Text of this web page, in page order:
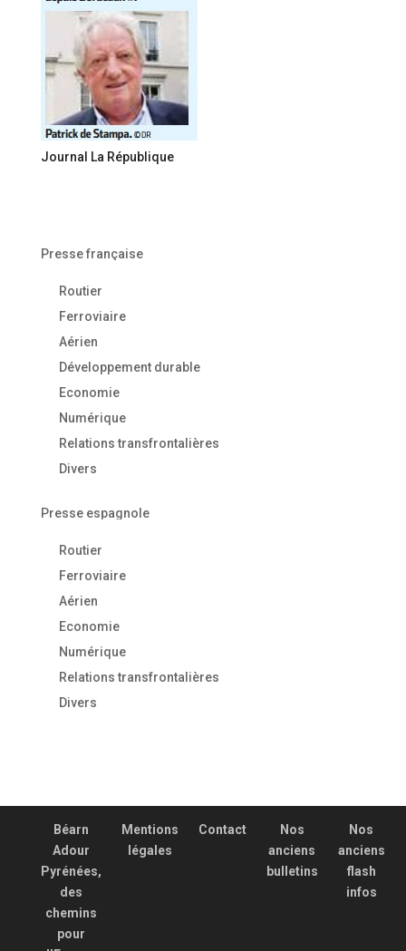
Journal La République
Presse française
Routier
Ferroviaire
Aérien
Développement durable
Economie
Numérique
Relations transfrontalières
Divers
Presse espagnole
Routier
Ferroviaire
Aérien
Economie
Numérique
Relations transfrontalières
Divers
Béarn
Adour
Pyrénées,
des
chemins
pour
Mentions
légales
Contact
Nos
anciens
bulletins
Nos
anciens
flash
infos